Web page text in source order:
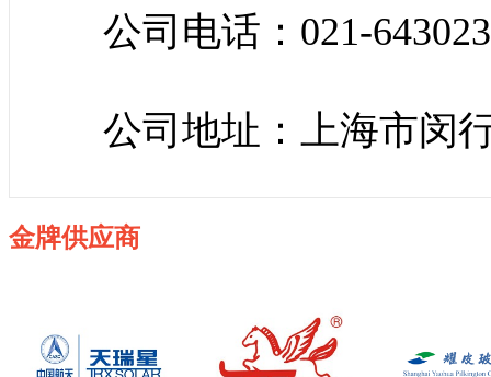
公司电话：021-
公司地址：上海市闵
金牌供应商